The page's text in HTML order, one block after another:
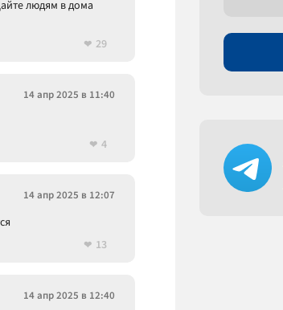
людям в дома
29
14 апр 2025 в 11:40
4
14 апр 2025 в 12:07
13
14 апр 2025 в 12:40